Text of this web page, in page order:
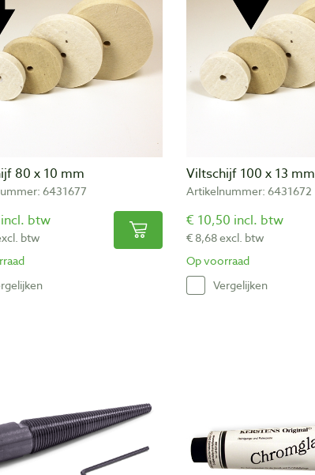
80 x 10 mm
6431677
btw
btw
Viltschijf 100 x 13 mm
Artikelnummer: 6431672
€ 10,50 incl. btw
€ 8,68 excl. btw
Op voorraad
Vergelijken